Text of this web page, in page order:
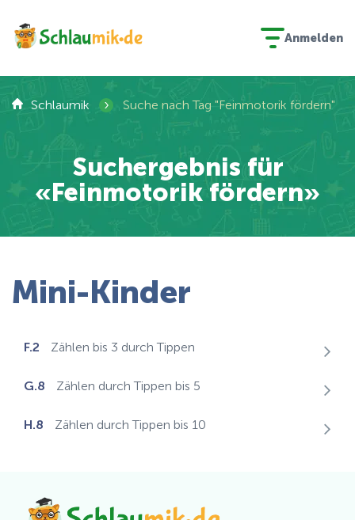
Anmelden
Schlaumik › Suche nach Tag "Feinmotorik fördern"
Suchergebnis für
«Feinmotorik fördern»
Mini-Kinder
F.2 Zählen bis 3 durch Tippen
G.8 Zählen durch Tippen bis 5
H.8 Zählen durch Tippen bis 10